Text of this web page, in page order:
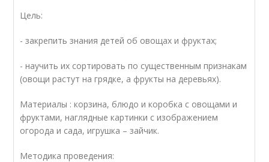
Цель:
- закрепить знания детей об овощах и фруктах;
- научить их сортировать по существенным признакам
(овощи растут на грядке, а фрукты на деревьях).
Материалы : корзина, блюдо и коробка с овощами и
фруктами, наглядные картинки с изображением
огорода и сада, игрушка – зайчик.
Методика проведения: